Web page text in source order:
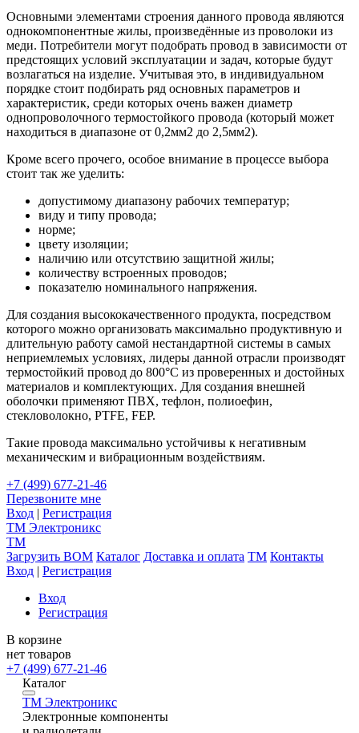
Основными элементами строения данного провода являются
однокомпонентные жилы, произведённые из проволоки из
меди. Потребители могут подобрать провод в зависимости от
предстоящих условий эксплуатации и задач, которые будут
возлагаться на изделие. Учитывая это, в индивидуальном
порядке стоит подбирать ряд основных параметров и
характеристик, среди которых очень важен диаметр
однопроволочного термостойкого провода (который может
находиться в диапазоне от 0,2мм2 до 2,5мм2).
Кроме всего прочего, особое внимание в процессе выбора
стоит так же уделить:
допустимому диапазону рабочих температур;
виду и типу провода;
норме;
цвету изоляции;
наличию или отсутствию защитной жилы;
количеству встроенных проводов;
показателю номинального напряжения.
Для создания высококачественного продукта, посредством
которого можно организовать максимально продуктивную и
длительную работу самой нестандартной системы в самых
неприемлемых условиях, лидеры данной отрасли производят
термостойкий провод до 800°С из проверенных и достойных
материалов и комплектующих. Для создания внешней
оболочки применяют ПВХ, тефлон, полиоефин,
стекловолокно, PTFE, FEP.
Такие провода максимально устойчивы к негативным
механическим и вибрационным воздействиям.
+7 (499) 677-21-46
Перезвоните мне
Вход | Регистрация
TM Электроникс
TM
Загрузить BOM Каталог Доставка и оплата TM Контакты
Вход | Регистрация
Вход
Регистрация
В корзине
нет товаров
+7 (499) 677-21-46
Каталог
TM Электроникс
Электронные компоненты